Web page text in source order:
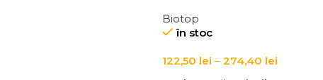
Shampoo
Biotop
în stoc
122,50 lei – 274,40 lei